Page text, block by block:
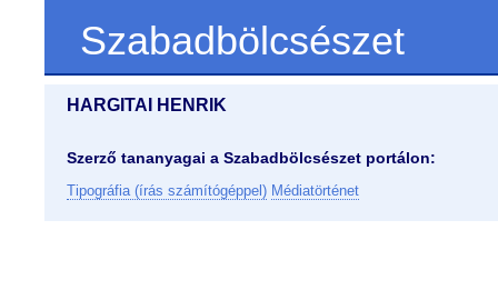
Szabadbölcsészet
HARGITAI HENRIK
Szerző tananyagai a Szabadbölcsészet portálon:
Tipográfia (írás számítógéppel) Médiatörténet